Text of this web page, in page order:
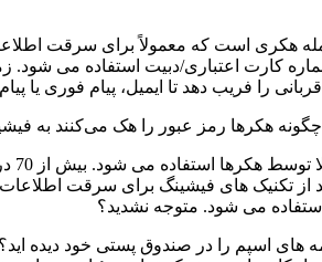
هکری است که معمولاً برای سرقت
شماره کارت اعتباری/دبیت استفاده می شود.
را فریب دهد تا ایمیل، پیام فوری یا
چگونه هکرها رمز عبور را هک می‌کنند به
از تکنیک های فیشینگ برای سرقت
می شود. متوجه نشدید؟
های اسپم را در صندوق پستی خود دیده